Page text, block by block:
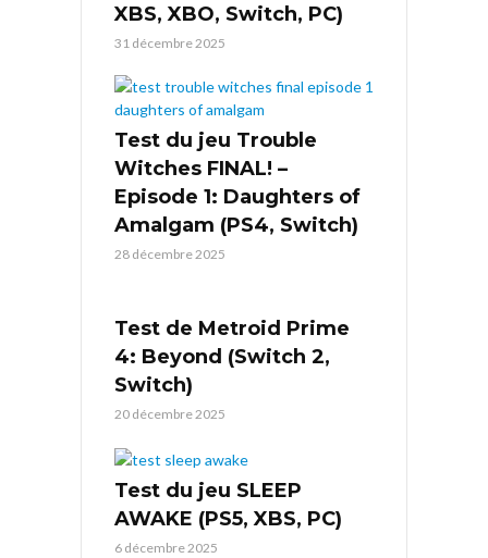
XBS, XBO, Switch, PC)
31 décembre 2025
Test du jeu Trouble
Witches FINAL! –
Episode 1: Daughters of
Amalgam (PS4, Switch)
28 décembre 2025
Test de Metroid Prime
4: Beyond (Switch 2,
Switch)
20 décembre 2025
Test du jeu SLEEP
AWAKE (PS5, XBS, PC)
6 décembre 2025